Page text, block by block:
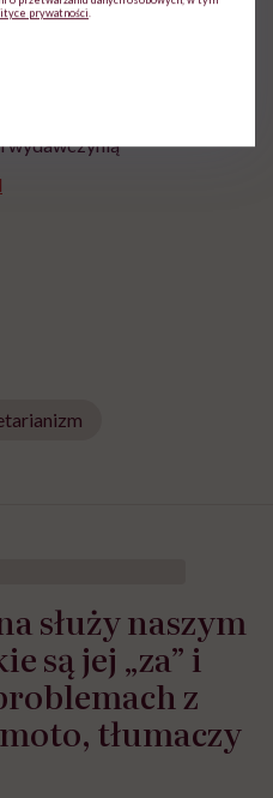
i pisania uczyniła
Pracowała w Wirtualnej
wydawczynią
służy naszym
są jej „za” i
z
tłumaczy
prywatności